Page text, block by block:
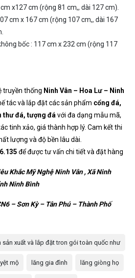
x127 cm (rộng 81 cm,, dài 127 cm).
cm x 167 cm (rộng 107 cm,, dài 167
bốc : 117 cm x 232 cm (rộng 117
truyền thống Ninh Vân – Hoa Lư – Ninh
tác và lắp đặtcác sản phẩm cổng đá,
thư đá, tượng đávới đa dạng mẫu mã,
tinh xảo, giá thành hợp lý. Cam kếtthi
lượng vàđộ bền lâu dài.
để được tưvấn chi tiếtvà đặt hàng
Khắc Mỹ Nghệ Ninh Vân,Xã Ninh
Ninh Bình
– Sơn Kỳ – Tân Phú – Thành Phố
sản xuất và lắp đặt tron gói toàn quốc như
mộ lăng gia đình lăng giòng họ